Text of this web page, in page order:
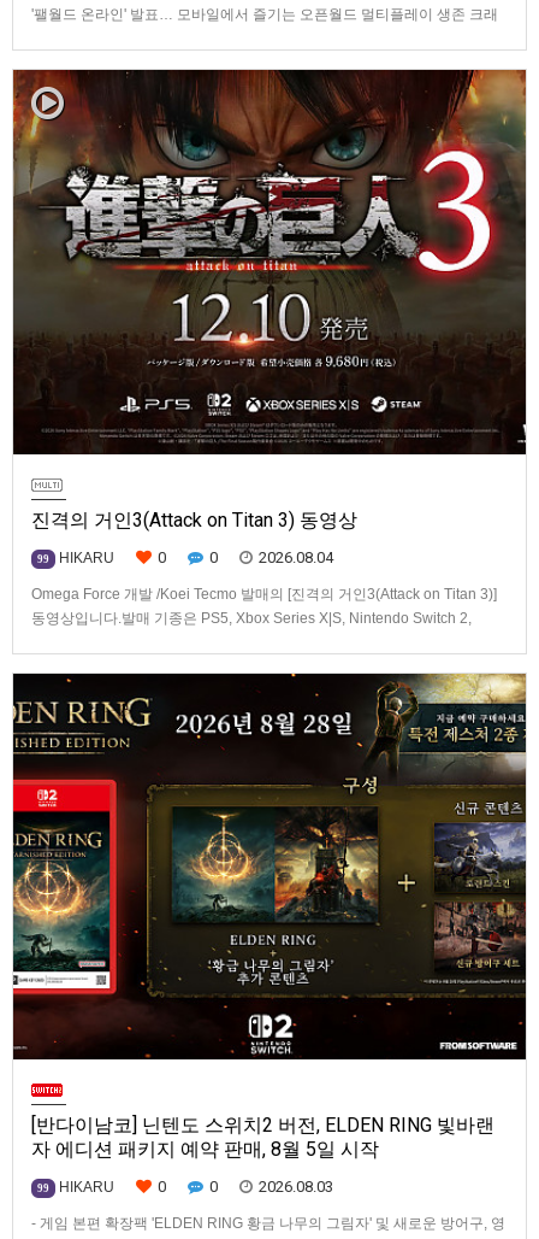
'팰월드 온라인' 발표… 모바일에서 즐기는 오픈월드 멀티플레이 생존 크래
인Pocketpair의 정식 라이선스를 받아, 글로벌 히트작 '팰월드(Palworld)'를
기반으로 한…
진격의 거인3(Attack on Titan 3) 동영상
99 HIKARU 0 0 2026.08.04
Omega Force 개발 /Koei Tecmo 발매의 [진격의 거인3(Attack on Titan 3)]
동영상입니다.발매 기종은 PS5, Xbox Series X|S, Nintendo Switch 2,
[반다이남코] 닌텐도 스위치2 버전, ELDEN RING 빛바랜
자 에디션 패키지 예약 판매, 8월 5일 시작
99 HIKARU 0 0 2026.08.03
- 게임 본편 확장팩 'ELDEN RING 황금 나무의 그림자' 및 새로운 방어구, 영